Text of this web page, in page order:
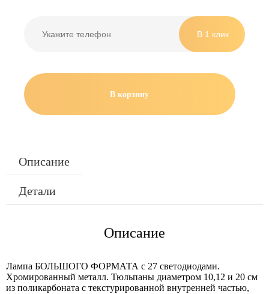
В корзину
Описание
Детали
Описание
Лампа БОЛЬШОГО ФОРМАТА с 27 светодиодами.
Хромированный металл. Тюльпаны диаметром 10,12 и 20 см
из поликарбоната с текстурированной внутренней частью,